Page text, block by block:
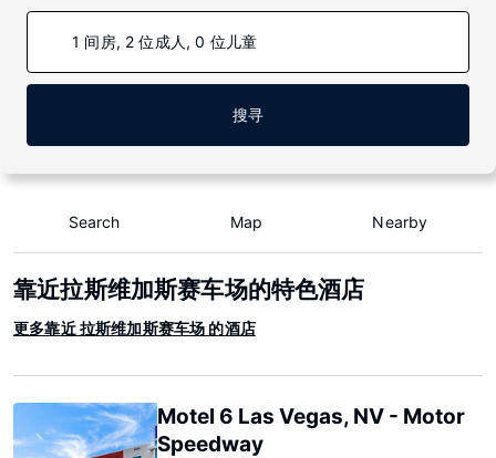
1 间房, 2 位成人, 0 位儿童
搜寻
Search Map Nearby
靠近拉斯维加斯赛车场的特色酒店
更多靠近 拉斯维加斯赛车场 的酒店
Motel 6 Las Vegas, NV - Motor
Speedway